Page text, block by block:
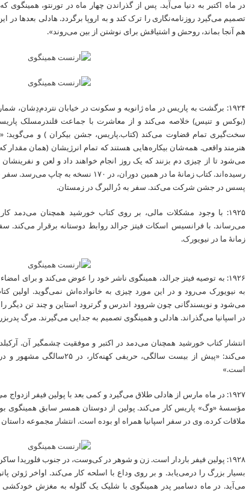
در ماه اکتبر به دنیا می‌آید. پس از گذراندن چهار ماه در تورنتو،
تصمیم می‌گیرد روزنامه‌نگاری را ترک کند و به اروپا برگردد. هادلی بعدها
هم آنجا بماند، روحش و اشتیاقش برای نوشتن از بین می‌روند».
(بوکس و تنیس) خلاصه می‌کند و از معاشرت با جماعت قلندرمسلک
سخت‌گیری تمام قضاوت می‌کند (کتاب.پاریس، جشن بیکران‌ ) و می‌گوید:
هنرمند واقعی. همه‌شان بیکاره‌هایی‌ هستند که تمام انرژیشان (همان مقدار
می‌شود تا از چیزی‌ دم بزنند که یک روز انجام خواهند داد و لعن و
رسیده‌اند. کتاب زمانۀ ما در همین دوران، در
پسس در جشن شرکت می‌کند. سفر به دُرالبرگ در زمستان.
۱۹۲۵: با وجود مشکلات مالی، بر روی کتاب خورشید همچنان می‌دمد
می‌رساند. با فرانسیس اسکات فیتز جرالد روابط دوستانه برقرار می‌کند.
زمانۀ ما در نیویورک.
۱۹۲۶: به توصیه فیتز جرالد، همینگوی ناشر خود را عوض می‌کند و برای
به نیویورک می‌رود و در این مورد چیزی به خانواده‌اش نمی‌گوید. اولین‌
می‌شود و نویسندگانی چون شروود اندرس و گرترود استاین و چند تن دیگر
در اسپانیا می‌گذراند. هادلی و همینگوی تصمیم به جدایی می‌گیرند. مرگ
انتشار کتاب خورشید همچنان می‌دمد در اکتبر و موفقیت چشمگیر آن.
می‌کند: «پیش از بیست سالگی،
است.»
۱۹۲۷: در ماه مارس از هادلی طلاق می‌گیرد و کمی بعد با پولین فیفر
مؤسسۀ «وگ» پاریس کار می‌کند. پولین از دوستان همسر سابق همینگوی‌
ملاقات کرده. وی در سفر اسپانیا همراه او بوده است. انتشار مجموعه
۱۹۲۸: پولین فیفر باردار است. زن و شوهر در کی‌‌‌‌‌‌‌‌‌‌‌‌وست، در جنوب
بسیار بزرگ را درمی‌یابد. و بر روی وداع با اسلحه کار می‌کند. اواخر ژوئن
می‌آید. در ماه دسامبر پدر همینگوی با شلیک یک‌ گلوله به مغزش خودکشی